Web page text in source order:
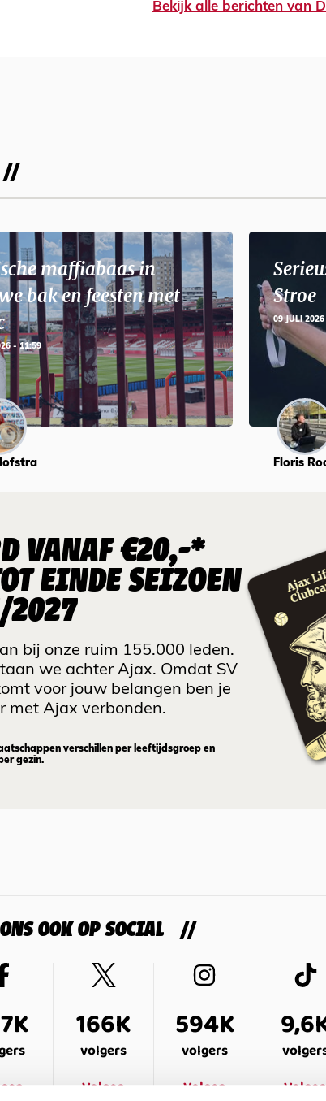
Bekijk alle berichten van
maffiabaas in
bak en feesten met
- 11:59
Stroe
09 JULI
Floris
VANAF €20,-*
EINDE SEIZOEN
2027
bij onze ruim 155.000 leden.
we achter Ajax. Omdat SV
voor jouw belangen ben je
met Ajax verbonden.
verschillen per leeftijdsgroep en
gezin.
OOK OP SOCIAL
166K
volgers
Volgen
594K
volgers
Volgen
Volgen